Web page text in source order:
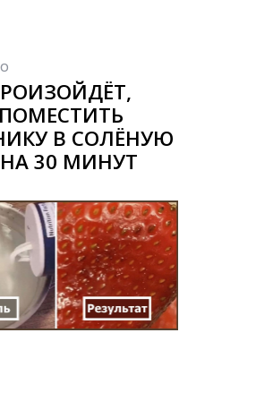
В СОЛЁНУЮ
30 МИНУТ